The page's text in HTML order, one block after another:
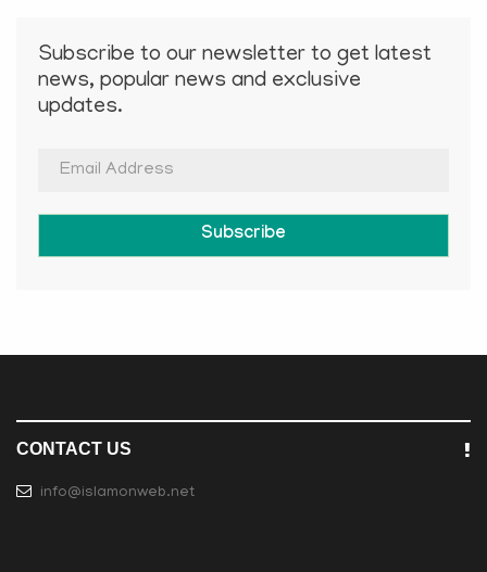
Subscribe to our newsletter to get latest
news, popular news and exclusive
updates.
Subscribe
CONTACT US
info@islamonweb.net